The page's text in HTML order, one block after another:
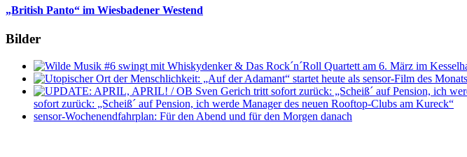
„British Panto“ im Wiesbadener Westend
Bilder
sofort zurück: „Scheiß´ auf Pension, ich werde Manager des neuen Rooftop-Clubs am Kureck“
sensor-Wochenendfahrplan: Für den Abend und für den Morgen danach